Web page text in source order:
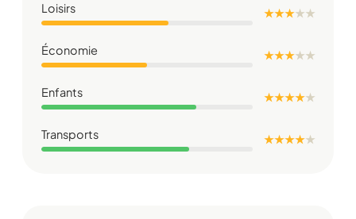
Loisirs ★ ★ ★★★
Économie ★ ★ ★★★
Enfants ★ ★ ★ ★★
Transports ★ ★ ★ ★★